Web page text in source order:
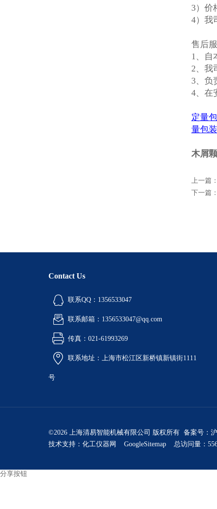
3）价
4）我
售后
1、自
2、我
3、负
4、在
定量
量包
木屑
上一篇
下一篇
Contact Us
联系QQ：1356533047
联系邮箱：1356533047@qq.com
传真：021-61993269
联系地址：上海市松江区新桥镇新镇街1111
号
©2026 上海清易智能机械有限公司 版权所有 备案号：
技术支持： 化工仪器网 GoogleSitemap 总访问量：
分享按钮